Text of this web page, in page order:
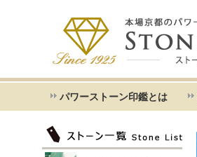
パワーストーン印鑑とは